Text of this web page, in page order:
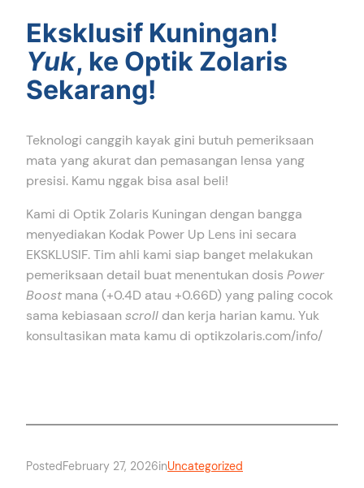
Eksklusif Kuningan!
Yuk, ke Optik Zolaris
Sekarang!
Teknologi canggih kayak gini butuh pemeriksaan
mata yang akurat dan pemasangan lensa yang
presisi. Kamu nggak bisa asal beli!
Kami di Optik Zolaris Kuningan dengan bangga
menyediakan Kodak Power Up Lens ini secara
EKSKLUSIF. Tim ahli kami siap banget melakukan
pemeriksaan detail buat menentukan dosis Power
Boost mana (+0.4D atau +0.66D) yang paling cocok
sama kebiasaan scroll dan kerja harian kamu. Yuk
konsultasikan mata kamu di optikzolaris.com/info/
PostedFebruary 27, 2026inUncategorized